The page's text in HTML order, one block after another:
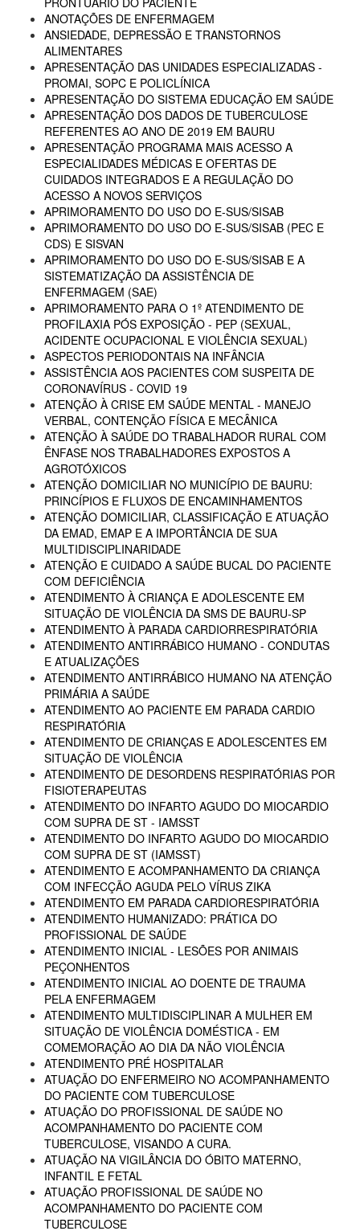
ANOTAÇÕES DE ENFERMAGEM
ANSIEDADE, DEPRESSÃO E TRANSTORNOS
ALIMENTARES
APRESENTAÇÃO DAS UNIDADES ESPECIALIZADAS -
PROMAI, SOPC E POLICLÍNICA
APRESENTAÇÃO DO SISTEMA EDUCAÇÃO EM SAÚDE
APRESENTAÇÃO DOS DADOS DE TUBERCULOSE
REFERENTES AO ANO DE 2019 EM BAURU
APRESENTAÇÃO PROGRAMA MAIS ACESSO A
ESPECIALIDADES MÉDICAS E OFERTAS DE
CUIDADOS INTEGRADOS E A REGULAÇÃO DO
ACESSO A NOVOS SERVIÇOS
APRIMORAMENTO DO USO DO E-SUS/SISAB
APRIMORAMENTO DO USO DO E-SUS/SISAB (PEC E
CDS) E SISVAN
APRIMORAMENTO DO USO DO E-SUS/SISAB E A
SISTEMATIZAÇÃO DA ASSISTÊNCIA DE
ENFERMAGEM (SAE)
APRIMORAMENTO PARA O 1º ATENDIMENTO DE
PROFILAXIA PÓS EXPOSIÇÃO - PEP (SEXUAL,
ACIDENTE OCUPACIONAL E VIOLÊNCIA SEXUAL)
ASPECTOS PERIODONTAIS NA INFÂNCIA
ASSISTÊNCIA AOS PACIENTES COM SUSPEITA DE
CORONAVÍRUS - COVID 19
ATENÇÃO À CRISE EM SAÚDE MENTAL - MANEJO
VERBAL, CONTENÇÃO FÍSICA E MECÂNICA
ATENÇÃO À SAÚDE DO TRABALHADOR RURAL COM
ÊNFASE NOS TRABALHADORES EXPOSTOS A
AGROTÓXICOS
ATENÇÃO DOMICILIAR NO MUNICÍPIO DE BAURU:
PRINCÍPIOS E FLUXOS DE ENCAMINHAMENTOS
ATENÇÃO DOMICILIAR, CLASSIFICAÇÃO E ATUAÇÃO
DA EMAD, EMAP E A IMPORTÂNCIA DE SUA
MULTIDISCIPLINARIDADE
ATENÇÃO E CUIDADO A SAÚDE BUCAL DO PACIENTE
COM DEFICIÊNCIA
ATENDIMENTO À CRIANÇA E ADOLESCENTE EM
SITUAÇÃO DE VIOLÊNCIA DA SMS DE BAURU-SP
ATENDIMENTO À PARADA CARDIORRESPIRATÓRIA
ATENDIMENTO ANTIRRÁBICO HUMANO - CONDUTAS
E ATUALIZAÇÕES
ATENDIMENTO ANTIRRÁBICO HUMANO NA ATENÇÃO
PRIMÁRIA A SAÚDE
ATENDIMENTO AO PACIENTE EM PARADA CARDIO
RESPIRATÓRIA
ATENDIMENTO DE CRIANÇAS E ADOLESCENTES EM
SITUAÇÃO DE VIOLÊNCIA
ATENDIMENTO DE DESORDENS RESPIRATÓRIAS POR
FISIOTERAPEUTAS
ATENDIMENTO DO INFARTO AGUDO DO MIOCARDIO
COM SUPRA DE ST - IAMSST
ATENDIMENTO DO INFARTO AGUDO DO MIOCARDIO
COM SUPRA DE ST (IAMSST)
ATENDIMENTO E ACOMPANHAMENTO DA CRIANÇA
COM INFECÇÃO AGUDA PELO VÍRUS ZIKA
ATENDIMENTO EM PARADA CARDIORESPIRATÓRIA
ATENDIMENTO HUMANIZADO: PRÁTICA DO
PROFISSIONAL DE SAÚDE
ATENDIMENTO INICIAL - LESÕES POR ANIMAIS
PEÇONHENTOS
ATENDIMENTO INICIAL AO DOENTE DE TRAUMA
PELA ENFERMAGEM
ATENDIMENTO MULTIDISCIPLINAR A MULHER EM
SITUAÇÃO DE VIOLÊNCIA DOMÉSTICA - EM
COMEMORAÇÃO AO DIA DA NÃO VIOLÊNCIA
ATENDIMENTO PRÉ HOSPITALAR
ATUAÇÃO DO ENFERMEIRO NO ACOMPANHAMENTO
DO PACIENTE COM TUBERCULOSE
ATUAÇÃO DO PROFISSIONAL DE SAÚDE NO
ACOMPANHAMENTO DO PACIENTE COM
TUBERCULOSE, VISANDO A CURA.
ATUAÇÃO NA VIGILÂNCIA DO ÓBITO MATERNO,
INFANTIL E FETAL
ATUAÇÃO PROFISSIONAL DE SAÚDE NO
ACOMPANHAMENTO DO PACIENTE COM
TUBERCULOSE